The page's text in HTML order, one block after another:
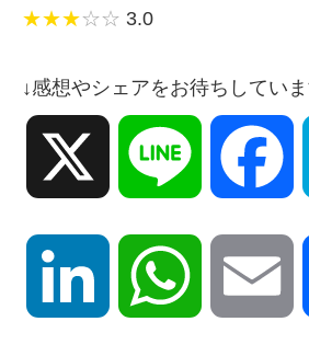
★★★☆☆ 3.0
↓感想やシェアをお待ちしていま
Line
LinkedIn WhatsApp